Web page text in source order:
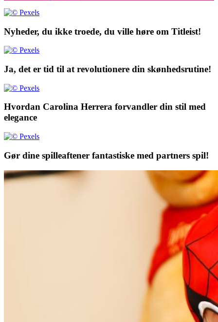
Nyheder, du ikke troede, du ville høre om Titleist!
Ja, det er tid til at revolutionere din skønhedsrutine!
Hvordan Carolina Herrera forvandler din stil med
elegance
Gør dine spilleaftener fantastiske med partners spil!